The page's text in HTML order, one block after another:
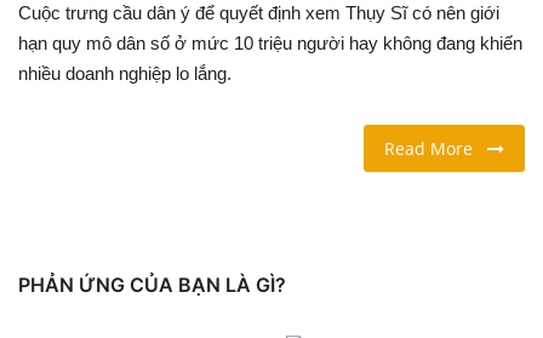
Ngôn ngữ
English Vietnamese
Cuộc trưng cầu dân ý để quyết định xem Thụy Sĩ có nên giới
hạn quy mô dân số ở mức 10 triệu người hay không đang khiến
nhiều doanh nghiệp lo lắng.
Read More
PHẢN ỨNG CỦA BẠN LÀ GÌ?